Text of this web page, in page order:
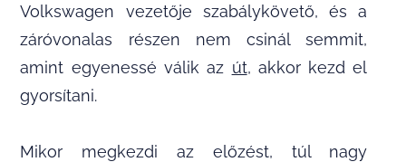
Volkswagen vezetője szabálykövető, és a
záróvonalas részen nem csinál semmit,
amint egyenessé válik az út, akkor kezd el
gyorsítani.
Mikor megkezdi az előzést, túl nagy